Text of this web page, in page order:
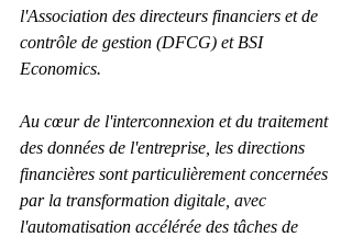
l'Association des directeurs financiers et de
contrôle de gestion (DFCG) et BSI
Economics.
Au cœur de l'interconnexion et du traitement
des données de l'entreprise, les directions
financières sont particulièrement concernées
par la transformation digitale, avec
l'automatisation accélérée des tâches de